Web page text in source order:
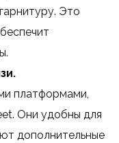
Это
платформами,
Они удобны для
дополнительные